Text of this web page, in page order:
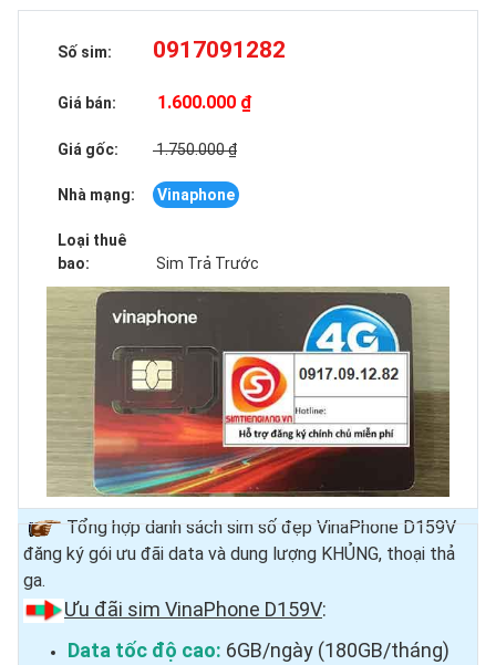
Số sim: 0917091282
Giá bán: 1.600.000 ₫
Giá gốc: 1.750.000 ₫
Nhà mạng: Vinaphone
Loại thuê
bao:
Sim Trả Trước
Tổng hợp danh sách sim số đẹp VinaPhone D159V
đăng ký gói ưu đãi data và dung lượng KHỦNG, thoại thả
ga.
Ưu đãi sim VinaPhone D159V:
Data tốc độ cao: 6GB/ngày (180GB/tháng)